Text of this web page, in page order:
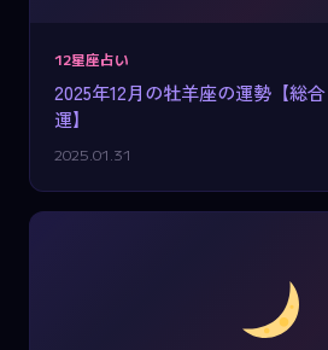
12星座占い
2025年12月の牡羊座の運勢【総
運】
2025.01.31